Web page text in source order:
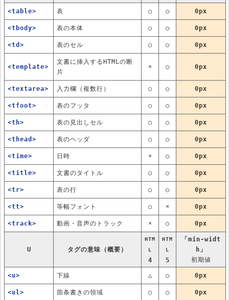
<table> 表 ○ ○ 0px
<tbody> 表の本体 ○ ○ 0px
<td> 表のセル ○ ○ 0px
<template>
文書に挿入するHTMLの断
片
× ○ 0px
<textarea> 入力欄（複数行） ○ ○ 0px
<tfoot> 表のフッタ ○ ○ 0px
<th> 表の見出しセル ○ ○ 0px
<thead> 表のヘッダ ○ ○ 0px
<time> 日時 × ○ 0px
<title> 文書のタイトル ○ ○ 0px
<tr> 表の行 ○ ○ 0px
<tt> 等幅フォント ○ × 0px
<track> 動画・音声のトラック × ○ 0px
U タグの意味（概要）
HTM
L
4
HTM
L
5
「min-widt
h」
初期値
<u> 下線 △ ○ 0px
<ul> 箇条書きの領域 ○ ○ 0px